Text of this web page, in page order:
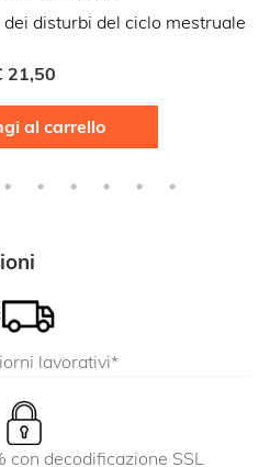
disturbi del ciclo mestruale
21,50
al carrello
lavorativi*
con decodificazione SSL